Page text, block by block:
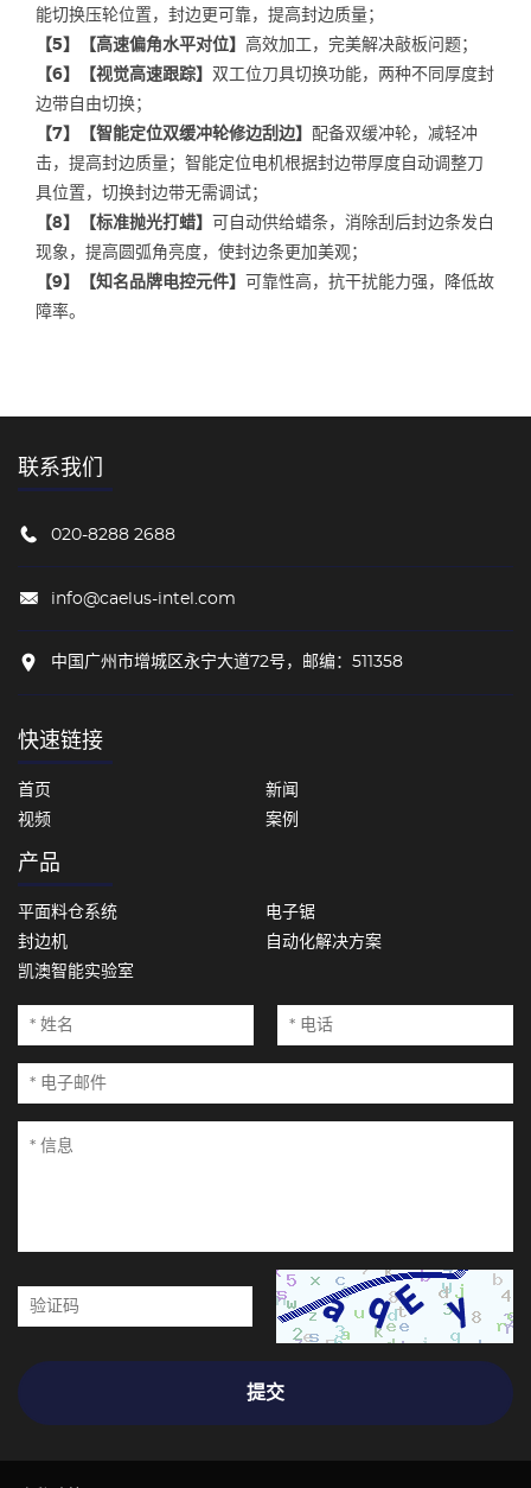
能切换压轮位置，封边更可靠，提高封边质量；
【5】【高速偏角水平对位】 高效加工，完美解决敲板问题；
【6】【视觉高速跟踪】 双工位刀具切换功能，两种不同厚度封
边带自由切换；
【7】【智能定位双缓冲轮修边刮边】 配备双缓冲轮，减轻冲
击，提高封边质量；智能定位电机根据封边带厚度自动调整刀
具位置，切换封边带无需调试；
【8】【标准抛光打蜡】
可自动供给蜡条，消除刮后封边条发白
现象，提高圆弧角亮度，使封边条更加美观；
【9】【知名品牌电控元件】
可靠性高，抗干扰能力强，降低故
障率。
联系我们
020-8288 2688
info@caelus-intel.com
中国广州市增城区永宁大道72号，邮编：511358
快速链接
首页
新闻
视频
案例
产品
平面料仓系统
电子锯
封边机
自动化解决方案
凯澳智能实验室
提交